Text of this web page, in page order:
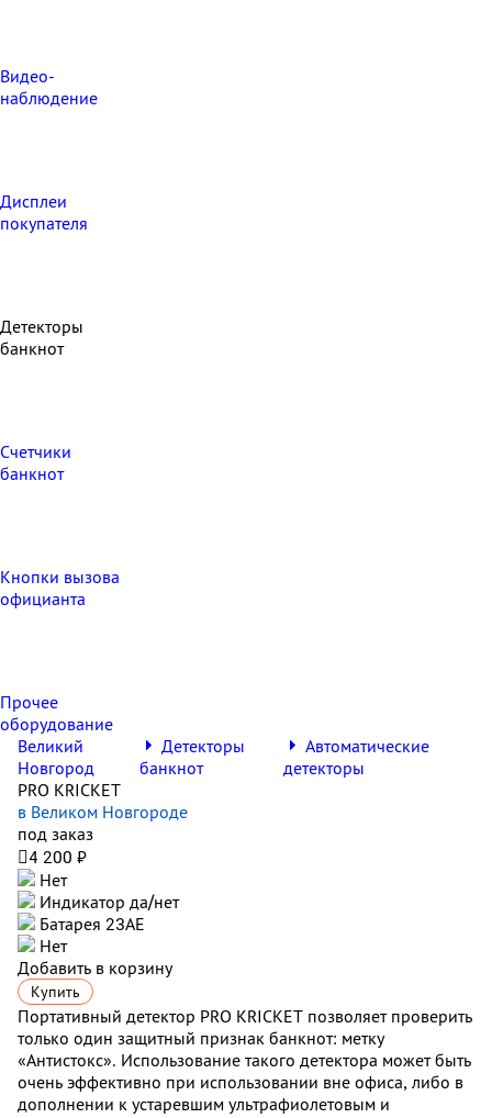
Видео‑
наблюдение
Дисплеи
покупателя
Детекторы
банкнот
Счетчики
банкнот
Кнопки вызова
официанта
Прочее
оборудование
Великий
Новгород
Детекторы
банкнот
Автоматические
детекторы
PRO KRICKET
в Великом Новгороде
под заказ
4 200 ₽
Нет
Индикатор да/нет
Батарея 23АЕ
Нет
Добавить в корзину
Купить
Портативный детектор PRO KRICKET позволяет проверить
только один защитный признак банкнот: метку
«Антистокс». Использование такого детектора может быть
очень эффективно при использовании вне офиса, либо в
дополнении к устаревшим ультрафиолетовым и